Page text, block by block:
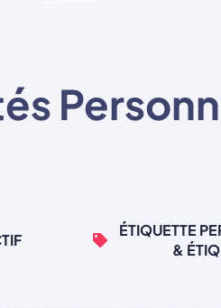
ÉTIQUETTE
&